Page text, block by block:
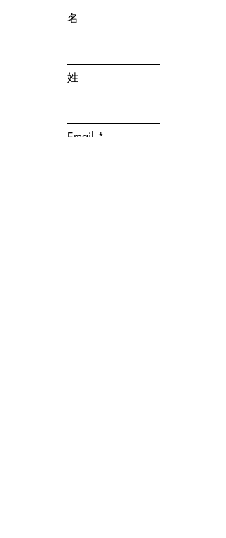
名
姓
Email